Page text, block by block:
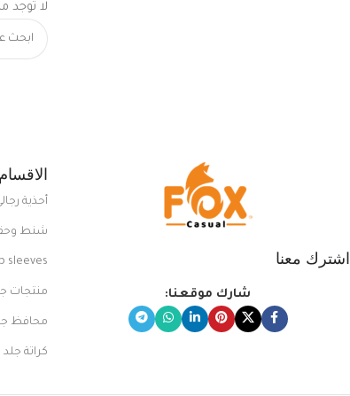
لا توجد
اشترك معنا
شارك موقعنا:
الاقسام
أحذية
شنط
sleeves
منتجات
محافظ
كراتة